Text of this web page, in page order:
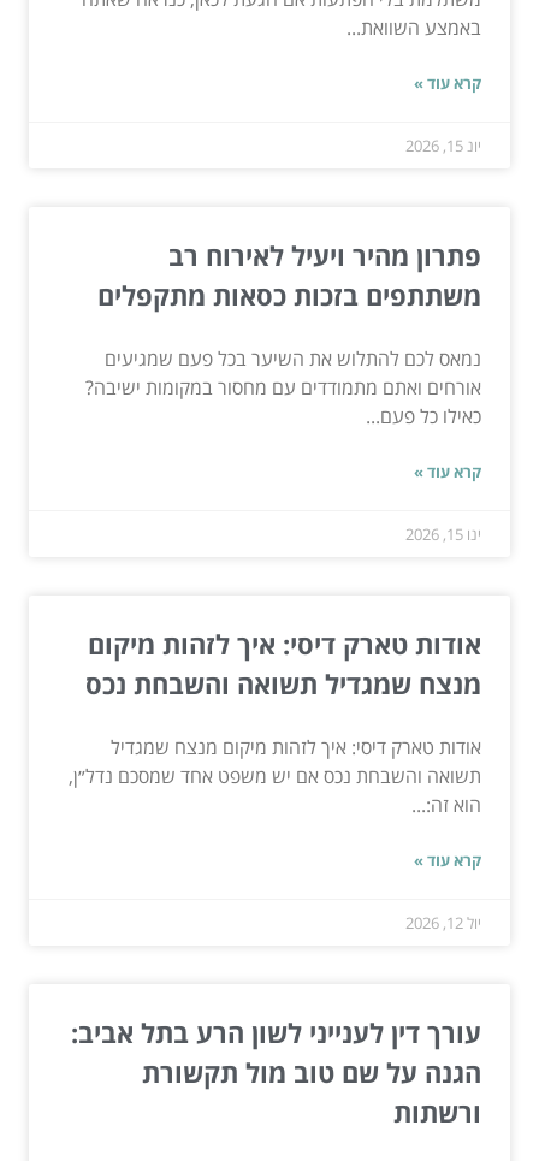
באמצע השוואת...
קרא עוד »
יונ 15, 2026
פתרון מהיר ויעיל לאירוח רב
משתתפים בזכות כסאות מתקפלים
נמאס לכם להתלוש את השיער בכל פעם שמגיעים
אורחים ואתם מתמודדים עם מחסור במקומות ישיבה?
כאילו כל פעם...
קרא עוד »
ינו 15, 2026
אודות טארק דיסי: איך לזהות מיקום
מנצח שמגדיל תשואה והשבחת נכס
אודות טארק דיסי: איך לזהות מיקום מנצח שמגדיל
תשואה והשבחת נכס אם יש משפט אחד שמסכם נדל״ן,
הוא זה:...
קרא עוד »
יול 12, 2026
עורך דין לענייני לשון הרע בתל אביב:
הגנה על שם טוב מול תקשורת
ורשתות